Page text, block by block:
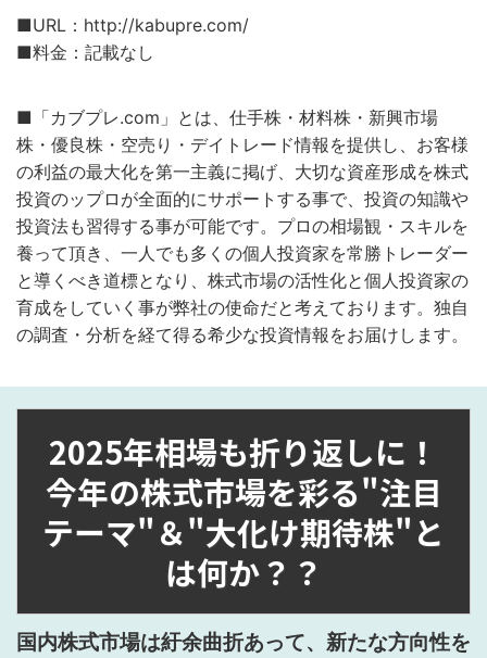
■URL：http://kabupre.com/
■料金：記載なし
■「カブプレ.com」とは、仕手株・材料株・新興市場
株・優良株・空売り・デイトレード情報を提供し、お客様
の利益の最大化を第一主義に掲げ、大切な資産形成を株式
投資のップロが全面的にサポートする事で、投資の知識や
投資法も習得する事が可能です。プロの相場観・スキルを
養って頂き、一人でも多くの個人投資家を常勝トレーダー
と導くべき道標となり、株式市場の活性化と個人投資家の
育成をしていく事が弊社の使命だと考えております。独自
の調査・分析を経て得る希少な投資情報をお届けします。
2025年相場も折り返しに！
今年の株式市場を彩る"注目
テーマ"＆"大化け期待株"と
は何か？？
国内株式市場は紆余曲折あって、新たな方向性を